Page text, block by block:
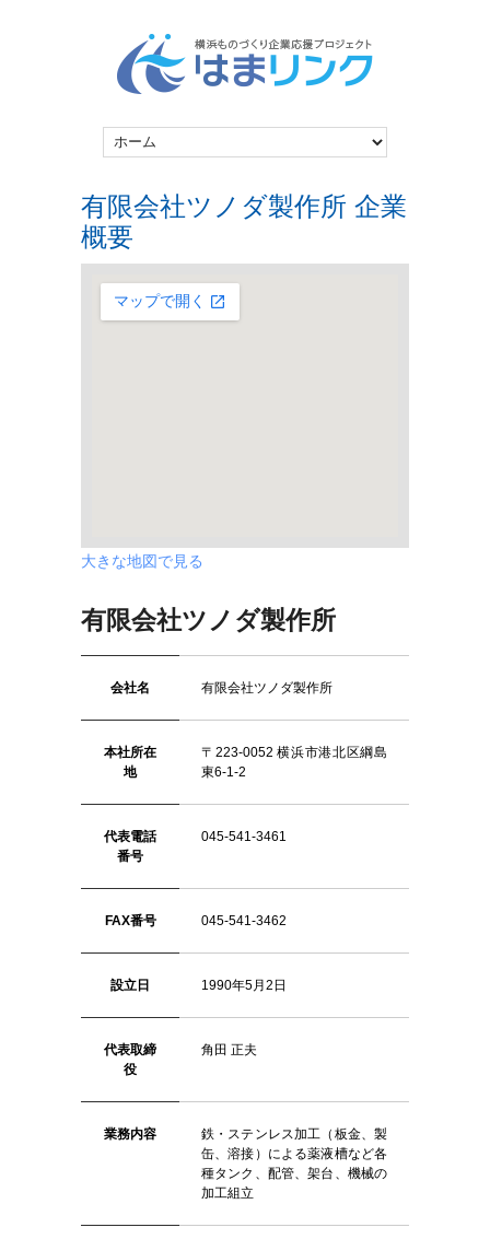
有限会社ツノダ製作所 企業
概要
大きな地図で見る
有限会社ツノダ製作所
会社名 有限会社ツノダ製作所
本社所在
地
〒223-0052 横浜市港北区綱島
東6-1-2
代表電話
番号
045-541-3461
FAX番号 045-541-3462
設立日 1990年5月2日
代表取締
役
角田 正夫
業務内容
鉄・ステンレス加工（板金、製
缶、溶接）による薬液槽など各
種タンク、配管、架台、機械の
加工組立